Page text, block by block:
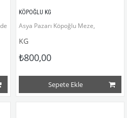
zeytinyağlı, üzümlü, çam fıstıklı
KÖPOĞLU KG
Asya Pazarı Köpoğlu Meze,
KG
₺800,00
Sepete Ekle